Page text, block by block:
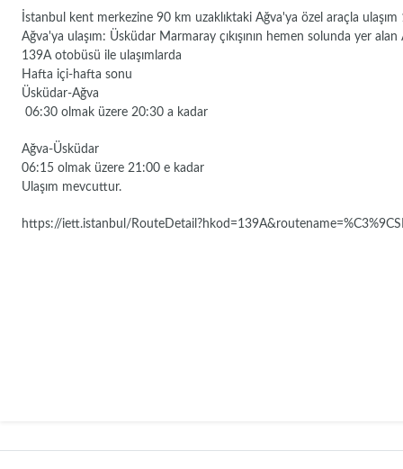
İstanbul kent merkezine 90 km uzaklıktaki Ağva'ya özel araçla
Ağva'ya ulaşım: Üsküdar Marmaray çıkışının hemen solunda yer
139A otobüsü ile ulaşımlarda
Hafta içi-hafta sonu
Üsküdar-Ağva
06:30 olmak üzere 20:30 a kadar
Ağva-Üsküdar
06:15 olmak üzere 21:00 e kadar
Ulaşım mevcuttur.
https://iett.istanbul/